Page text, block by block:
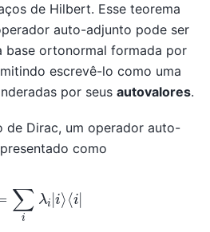
de Hilbert. Esse teorema
auto-adjunto pode ser
base ortonormal formada por
escrevê-lo como uma
por seus autovalores.
de Dirac, um operador auto-
como
∑iλ | ⟩⟨i